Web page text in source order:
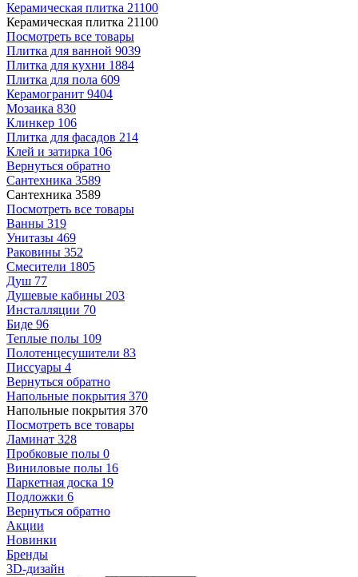
Керамическая плитка 21100
Керамическая плитка 21100
Посмотреть все товары
Плитка для ванной 9039
Плитка для кухни 1884
Плитка для пола 609
Керамогранит 9404
Мозаика 830
Клинкер 106
Плитка для фасадов 214
Клей и затирка 106
Вернуться обратно
Сантехника 3589
Сантехника 3589
Посмотреть все товары
Ванны 319
Унитазы 469
Раковины 352
Смесители 1805
Душ 77
Душевые кабины 203
Инсталляции 70
Биде 96
Теплые полы 109
Полотенцесушители 83
Писсуары 4
Вернуться обратно
Напольные покрытия 370
Напольные покрытия 370
Посмотреть все товары
Ламинат 328
Пробковые полы 0
Виниловые полы 16
Паркетная доска 19
Подложки 6
Вернуться обратно
Акции
Новинки
Бренды
3D-дизайн